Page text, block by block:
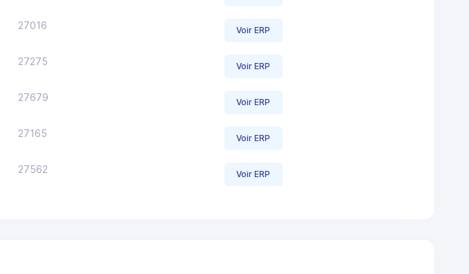
27016 Voir ERP
27275 Voir ERP
27679 Voir ERP
27165 Voir ERP
27562 Voir ERP